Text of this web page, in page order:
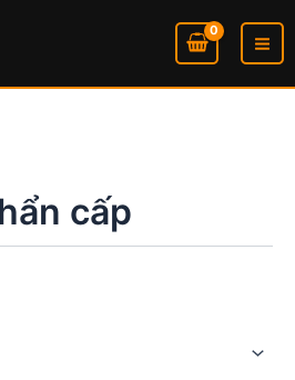
cấp